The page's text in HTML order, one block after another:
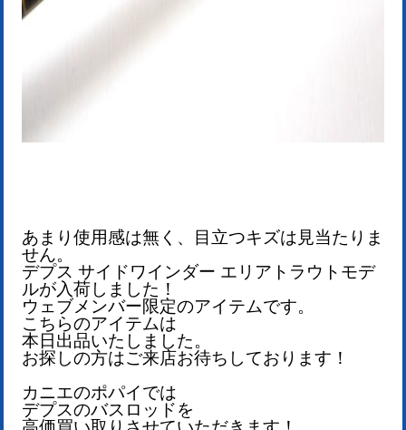
あまり使用感は無く、目立つキズは見当たりま
せん。
デプス サイドワインダー エリアトラウトモデ
ルが入荷しました！
ウェブメンバー限定のアイテムです。
こちらのアイテムは
本日出品いたしました。
お探しの方はご来店お待ちしております！
カニエのポパイでは
デプスのバスロッドを